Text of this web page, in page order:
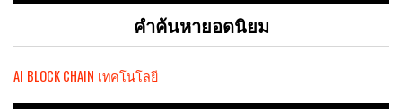
คำค้นหายอดนิยม
AI BLOCK CHAIN เทคโนโลยี